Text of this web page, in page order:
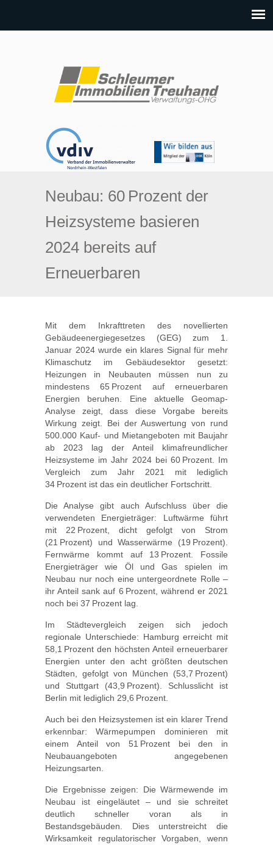
Neubau: 60 Prozent der
Heizsysteme basieren
2024 bereits auf
Erneuerbaren
Mit dem Inkrafttreten des novellierten
Gebäudeenergiegesetzes (GEG) zum 1.
Januar 2024 wurde ein klares Signal für mehr
Klimaschutz im Gebäudesektor gesetzt:
Heizungen in Neubauten müssen nun zu
mindestens 65 Prozent auf erneuerbaren
Energien beruhen. Eine aktuelle Geomap-
Analyse zeigt, dass diese Vorgabe bereits
Wirkung zeigt. Bei der Auswertung von rund
500.000 Kauf- und Mietangeboten mit Baujahr
ab 2023 lag der Anteil klimafreundlicher
Heizsysteme im Jahr 2024 bei 60 Prozent. Im
Vergleich zum Jahr 2021 mit lediglich
34 Prozent ist das ein deutlicher Fortschritt.
Die Analyse gibt auch Aufschluss über die
verwendeten Energieträger: Luftwärme führt
mit 22 Prozent, dicht gefolgt von Strom
(21 Prozent) und Wasserwärme (19 Prozent).
Fernwärme kommt auf 13 Prozent. Fossile
Energieträger wie Öl und Gas spielen im
Neubau nur noch eine untergeordnete Rolle –
ihr Anteil sank auf 6 Prozent, während er 2021
noch bei 37 Prozent lag.
Im Städtevergleich zeigen sich jedoch
regionale Unterschiede: Hamburg erreicht mit
58,1 Prozent den höchsten Anteil erneuerbarer
Energien unter den acht größten deutschen
Städten, gefolgt von München (53,7 Prozent)
und Stuttgart (43,9 Prozent). Schlusslicht ist
Berlin mit lediglich 29,6 Prozent.
Auch bei den Heizsystemen ist ein klarer Trend
erkennbar: Wärmepumpen dominieren mit
einem Anteil von 51 Prozent bei den in
Neubauangeboten angegebenen
Heizungsarten.
Die Ergebnisse zeigen: Die Wärmewende im
Neubau ist eingeläutet – und sie schreitet
deutlich schneller voran als in
Bestandsgebäuden. Dies unterstreicht die
Wirksamkeit regulatorischer Vorgaben, wenn